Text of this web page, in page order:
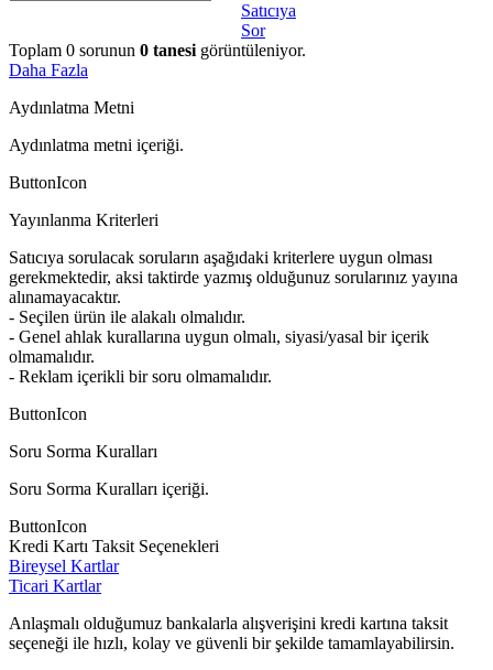
Satıcıya
Sor
Toplam 0 sorunun 0 tanesi görüntüleniyor.
Daha Fazla
Aydınlatma Metni
Aydınlatma metni içeriği.
ButtonIcon
Yayınlanma Kriterleri
Satıcıya sorulacak soruların aşağıdaki kriterlere uygun olması
gerekmektedir, aksi taktirde yazmış olduğunuz sorularınız yayına
alınamayacaktır.
- Seçilen ürün ile alakalı olmalıdır.
- Genel ahlak kurallarına uygun olmalı, siyasi/yasal bir içerik
olmamalıdır.
- Reklam içerikli bir soru olmamalıdır.
ButtonIcon
Soru Sorma Kuralları
Soru Sorma Kuralları içeriği.
ButtonIcon
Kredi Kartı Taksit Seçenekleri
Bireysel Kartlar
Ticari Kartlar
Anlaşmalı olduğumuz bankalarla alışverişini kredi kartına taksit
seçeneği ile hızlı, kolay ve güvenli bir şekilde tamamlayabilirsin.